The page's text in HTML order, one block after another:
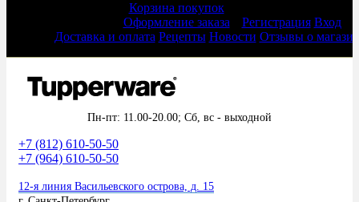
Корзина покупок
Оформление заказа
Регистрация Вход
Доставка и оплата Рецепты Новости Отзывы о
Пн-пт: 11.00-20.00; Сб, вс - выходной
+7 (812) 610-50-50
+7 (964) 610-50-50
12-я линия Васильевского острова, д. 15